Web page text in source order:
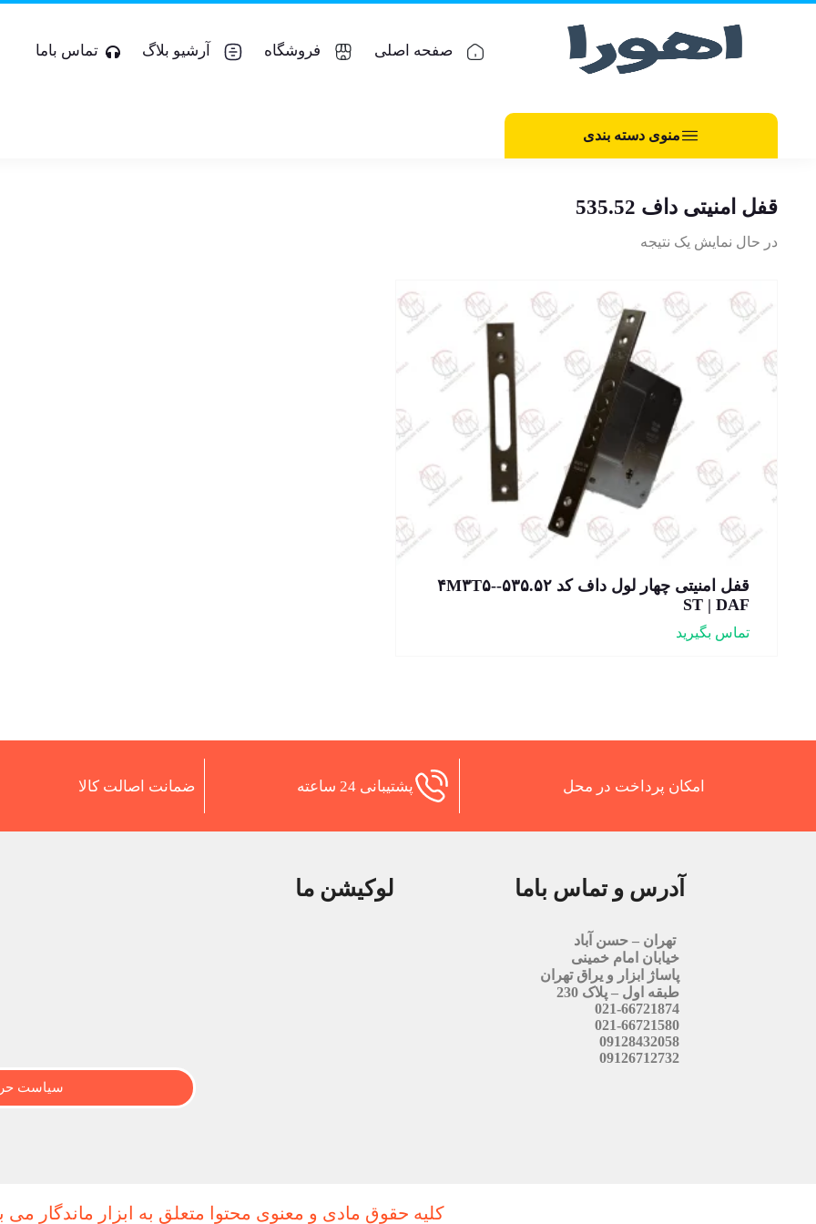
صفحه اصلی فروشگاه آرشیو بلاگ تماس باما
منوی دسته بندی
قفل امنیتی داف 535.52
در حال نمایش یک نتیجه
قفل امنیتی چهار لول داف کد ۵۳۵.۵۲-۴M۳T۵-
ST | DAF
تماس بگیرید
امکان پرداخت در محل پشتیبانی 24 ساعته ضمانت اصالت کالا
آدرس و تماس باما
تهران – حسن آباد
خیابان امام خمینی
پاساژ ابزار و یراق تهران
طبقه اول – پلاک 230
021-66721874
021-66721580
09128432058
09126712732
لوکیشن ما
سیاست
کلیه حقوق مادی و معنوی محتوا متعلق به ابزار ماندگار می